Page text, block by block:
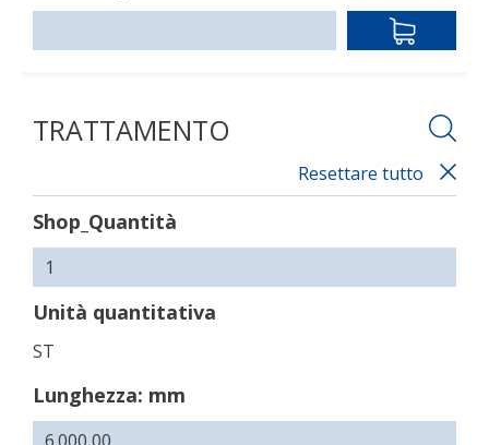
warmgewalzt
IN
TRATTAMENTO
Resettare tutto
Shop_Quantità
Unità quantitativa
ST
Lunghezza: mm